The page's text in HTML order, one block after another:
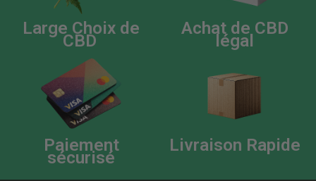
Large Choix de
CBD
Achat de CBD
légal
Paiement
sécurisé
Livraison Rapide